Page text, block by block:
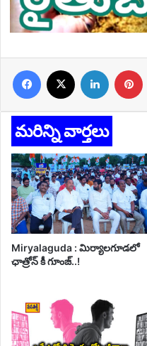
Facebook LinkedIn
మరిన్ని వార్తలు
Miryalaguda : మిర్యాలగూడలో
ఛాత్రోన్ కీ గూంజ్..!